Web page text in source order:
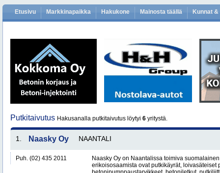
Etusivu Markkinapaikka Hakukone Mainosta täällä Kunnat
Putkitaivutus Hakusanalla putkitaivutus löytyi 6 yritystä.
1. Naasky Oy NAANTALI
Puh. (02) 435 2011
Naasky Oy on Naantalissa toimiva
erikoisosaamista ovat putkikäyrät, loivasäteiset